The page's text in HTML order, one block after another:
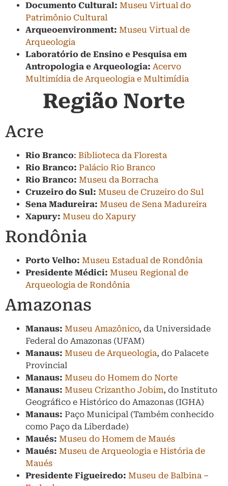
Documento Cultural: Museu Virtual do
Patrimônio Cultural
Arqueoenvironment: Museu Virtual de
Arqueologia
Laboratório de Ensino e Pesquisa em
Antropologia e Arqueologia: Acervo
Multimídia de Arqueologia e Multimídia
Região Norte
Acre
Rio Branco: Biblioteca da Floresta
Rio Branco: Palácio Rio Branco
Rio Branco: Museu da Borracha
Cruzeiro do Sul: Museu de Cruzeiro do Sul
Sena Madureira: Museu de Sena Madureira
Xapury: Museu do Xapury
Rondônia
Porto Velho: Museu Estadual de Rondônia
Presidente Médici: Museu Regional de
Arqueologia de Rondônia
Amazonas
Manaus: Museu Amazônico, da Universidade
Federal do Amazonas (UFAM)
Manaus: Museu de Arqueologia, do Palacete
Provincial
Manaus: Museu do Homem do Norte
Manaus: Museu Crizantho Jobim, do Instituto
Geográfico e Histórico do Amazonas (IGHA)
Manaus: Paço Municipal (Também conhecido
como Paço da Liberdade)
Maués: Museu do Homem de Maués
Maués: Museu de Arqueologia e História de
Maués
Presidente Figueiredo: Museu de Balbina –